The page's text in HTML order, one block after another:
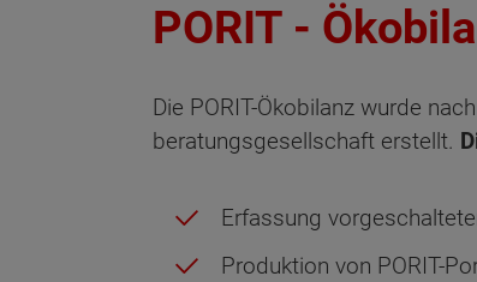
PORIT -
Die PORIT-Ökobilanz wurde
beratungsgesellschaft erstellt.
Erfassung
Produktion von PORIT-